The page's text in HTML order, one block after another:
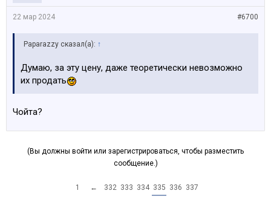
#6700
22 мар 2024
Paparazzy сказал(а): ↑
Думаю, за эту цену, даже теоретически невозможно
их продать
Чойта?
(Вы должны войти или зарегистрироваться, чтобы разместить
сообщение.)
1 ← 332 333 334 335 336 337